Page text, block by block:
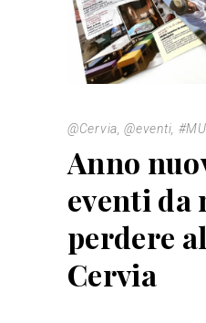
@Cervia ,@eventi
Anno
eventi da
perdere
Cervia